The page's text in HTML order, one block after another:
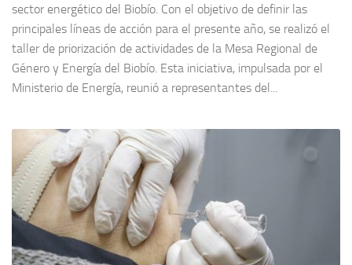
sector energético del Biobío. Con el objetivo de definir las
principales líneas de acción para el presente año, se realizó el
taller de priorización de actividades de la Mesa Regional de
Género y Energía del Biobío. Esta iniciativa, impulsada por el
Ministerio de Energía, reunió a representantes del...